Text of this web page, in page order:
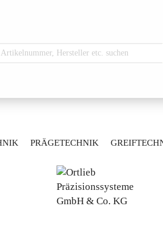
Konto
Passwort
PRÄGETECHNIK